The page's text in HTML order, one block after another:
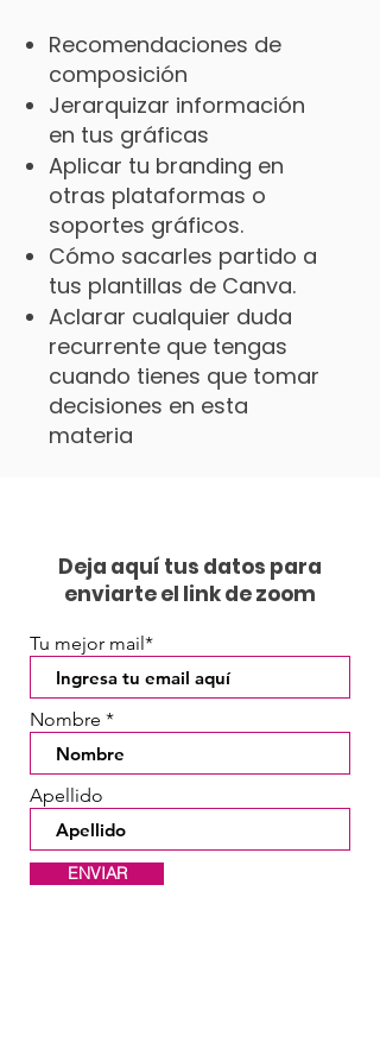
Recomendaciones de
composición
Jerarquizar información
en tus gráficas
Aplicar tu branding en
otras plataformas o
soportes gráficos.
Cómo sacarles partido a
tus plantillas de Canva.
Aclarar cualquier duda
recurrente que tengas
cuando tienes que tomar
decisiones en esta
materia
Deja aquí tus datos para
enviarte el link de zoom
Tu mejor mail*
Nombre
Apellido
ENVIAR